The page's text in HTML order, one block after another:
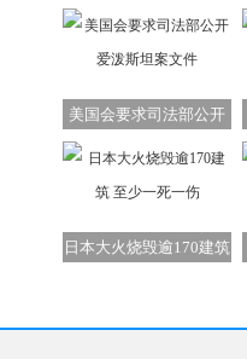
美国会要求司法部公开
日本大火烧毁逾170建筑